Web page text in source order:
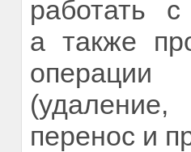
работать
а также
(удаление,
перенос и